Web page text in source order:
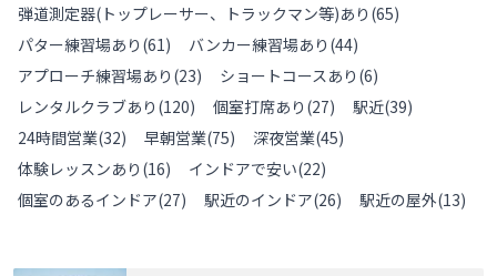
弾道測定器(トップレーサー、トラックマン等)あり (65)
パター練習場あり (61) バンカー練習場あり (44)
アプローチ練習場あり (23) ショートコースあり (6)
レンタルクラブあり (120) 個室打席あり (27) 駅近(39)
24時間営業(32) 早朝営業(75) 深夜営業(45)
体験レッスンあり (16) インドアで安い(22)
個室のあるインドア(27) 駅近のインドア(26) 駅近の屋外(13)